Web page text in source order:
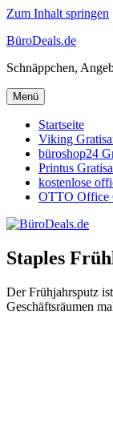
Zum Inhalt springen
BüroDeals.de
Schnäppchen,
Menü
Startseite
Viking
büroshop24
Printus
kostenlose
OTTO Office
Staples
Der Frühjahrsputz
Geschäftsräumen